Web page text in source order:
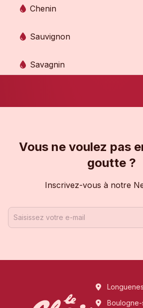
Chenin
Sauvignon
Savagnin
Vous ne voulez pas
goutte ?
Inscrivez-vous à notre